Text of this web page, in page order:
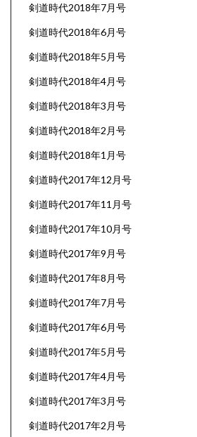
剣道時代2018年7月号
剣道時代2018年6月号
剣道時代2018年5月号
剣道時代2018年4月号
剣道時代2018年3月号
剣道時代2018年2月号
剣道時代2018年1月号
剣道時代2017年12月号
剣道時代2017年11月号
剣道時代2017年10月号
剣道時代2017年9月号
剣道時代2017年8月号
剣道時代2017年7月号
剣道時代2017年6月号
剣道時代2017年5月号
剣道時代2017年4月号
剣道時代2017年3月号
剣道時代2017年2月号